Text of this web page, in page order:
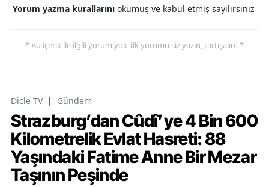
Yorum yazma kurallarını okumuş ve kabul etmiş sayılırsınız
* Bu içerik ile ilgili yorum yok, ilk yorumu siz yazın, tartışalım *
Dicle TV | Gündem
Strazburg’dan Cûdî’ye 4 Bin 600
Kilometrelik Evlat Hasreti: 88
Yaşındaki Fatime Anne Bir Mezar
Taşının Peşinde